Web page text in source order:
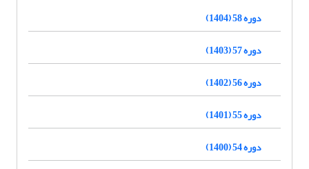
دوره 58 (1404)
دوره 57 (1403)
دوره 56 (1402)
دوره 55 (1401)
دوره 54 (1400)